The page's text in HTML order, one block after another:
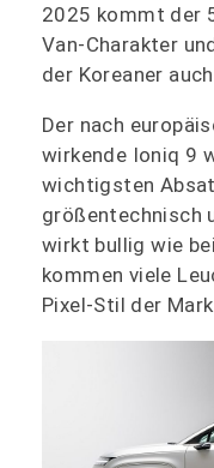
2025 kommt der
Van-Charakter
der Koreaner
Der nach
wirkende Ioniq 9
wichtigsten
größentechnisch
wirkt bullig wie
kommen viele
Pixel-Stil der